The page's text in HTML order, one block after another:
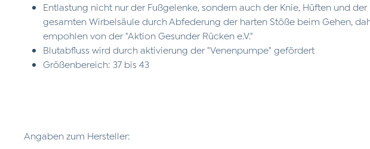
Entlastung nicht nur der Fußgelenke, sondern auch der Knie, Hüften und der
gesamten Wirbelsäule durch Abfederung der harten Stöße beim Gehen,
empohlen von der "Aktion Gesunder Rücken e.V."
Blutabfluss wird durch aktivierung der "Venenpumpe" gefördert
Größenbereich: 37 bis 43
Angaben zum Hersteller: